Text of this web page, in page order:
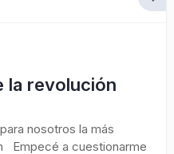
la revolución
nosotros la más
Empecé a cuestionarme